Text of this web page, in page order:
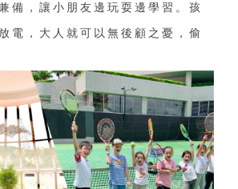
備，讓小朋友邊玩耍邊學習。孩
電，大人就可以無後顧之憂，偷